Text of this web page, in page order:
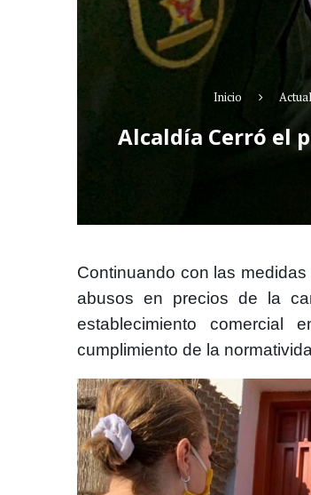
Inicio
Alcaldía Cerró el
Continuando con las
abusos en precios de la
establecimiento comercial
cumplimiento de la